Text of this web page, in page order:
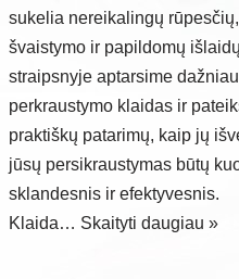
sukelia nereikalingų
švaistymo ir papildomų
straipsnyje aptarsime
perkraustymo klaidas ir
praktiškų patarimų, kaip jų
jūsų persikraustymas būtų
sklandesnis ir efektyvesnis.
Klaida… Skaityti daugiau »